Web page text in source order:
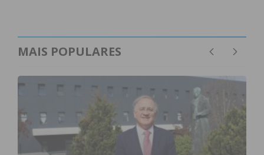
Assine nossa newsletter por e-mail e
obtenha de forma regular a informação
Eu li e concordo com os
termos e
MAIS POPULARES